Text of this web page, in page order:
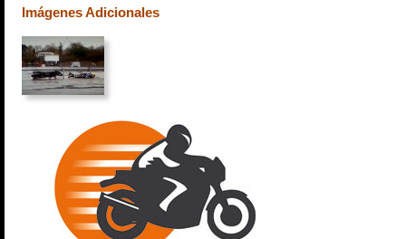
Imágenes Adicionales